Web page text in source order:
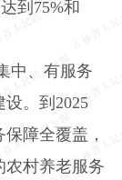
到 75%和
中、有服务
。到 2025
障全覆盖，
农村养老服务